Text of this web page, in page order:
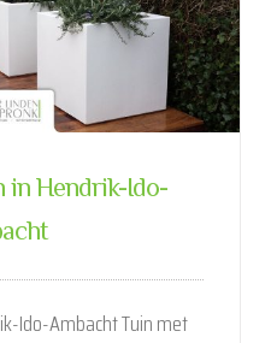
Hendrik-Ido-
Ido-Ambacht Tuin met